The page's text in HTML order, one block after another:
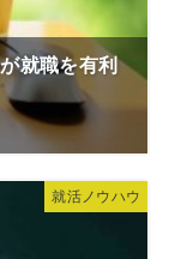
就職を有利
就活ノウハウ